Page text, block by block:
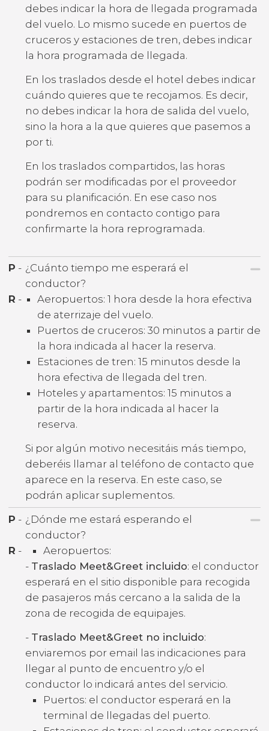
debes indicar la hora de llegada programada
del vuelo. Lo mismo sucede en puertos de
cruceros y estaciones de tren, debes indicar
la hora programada de llegada.
En los traslados desde el hotel debes indicar
cuándo quieres que te recojamos. Es decir,
no debes indicar la hora de salida del vuelo,
sino la hora a la que quieres que pasemos a
por ti.
En los traslados compartidos, las horas
podrán ser modificadas por el proveedor
para su planificación. En ese caso nos
pondremos en contacto contigo para
confirmarte la hora reprogramada.
P - ¿Cuánto tiempo me esperará el
conductor?
R -
Aeropuertos: 1 hora desde la hora efectiva
de aterrizaje del vuelo.
Puertos de cruceros: 30 minutos a partir de
la hora indicada al hacer la reserva.
Estaciones de tren: 15 minutos desde la
hora efectiva de llegada del tren.
Hoteles y apartamentos: 15 minutos a
partir de la hora indicada al hacer la
reserva.
Si por algún motivo necesitáis más tiempo,
deberéis llamar al teléfono de contacto que
aparece en la reserva. En este caso, se
podrán aplicar suplementos.
P - ¿Dónde me estará esperando el
conductor?
R -
Aeropuertos:
- Traslado Meet&Greet incluido: el conductor
esperará en el sitio disponible para recogida
de pasajeros más cercano a la salida de la
zona de recogida de equipajes.
- Traslado Meet&Greet no incluido:
enviaremos por email las indicaciones para
llegar al punto de encuentro y/o el
conductor lo indicará antes del servicio.
Puertos: el conductor esperará en la
terminal de llegadas del puerto.